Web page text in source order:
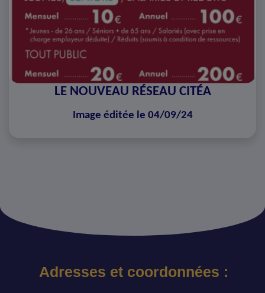
LE NOUVEAU RÉSEAU CITÉA
Image éditée le 04/09/24
Adresses et coordonnées :